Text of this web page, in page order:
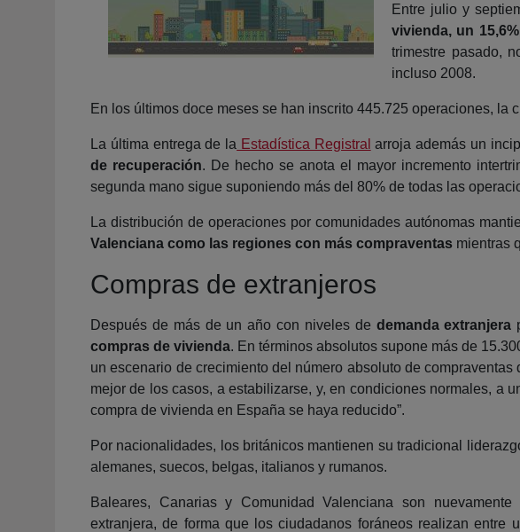
Entre julio y
vivienda, un
trimestre pasado,
incluso 2008.
En los últimos doce meses se han inscrito 445.725 operaciones,
La última entrega de la Estadística Registral arroja además un
de recuperación. De hecho se anota el mayor incremento
segunda mano sigue suponiendo más del 80% de todas las
La distribución de operaciones por comunidades autónomas
Valenciana como las regiones con más compraventas mientras
Compras de extranjeros
Después de más de un año con niveles de demanda extranjera
compras de vivienda. En términos absolutos supone más de
un escenario de crecimiento del número absoluto de
mejor de los casos, a estabilizarse, y, en condiciones normales, a
compra de vivienda en España se haya reducido”.
Por nacionalidades, los británicos mantienen su tradicional
alemanes, suecos, belgas, italianos y rumanos.
Baleares, Canarias y Comunidad Valenciana son
extranjera, de forma que los ciudadanos foráneos realizan entre